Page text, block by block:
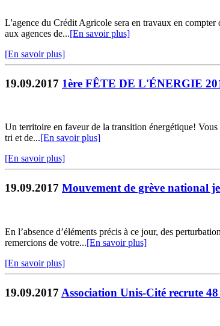
L'agence du Crédit Agricole sera en travaux en
aux agences de...[En savoir plus]
[En savoir plus]
19.09.2017 1ère FÊTE DE L'ÉNERGIE
Un territoire en faveur de la transition énergétique!
tri et de...[En savoir plus]
[En savoir plus]
19.09.2017 Mouvement de grève national
En l’absence d’éléments précis à ce jour, des
remercions de votre...[En savoir plus]
[En savoir plus]
19.09.2017 Association Unis-Cité recrute